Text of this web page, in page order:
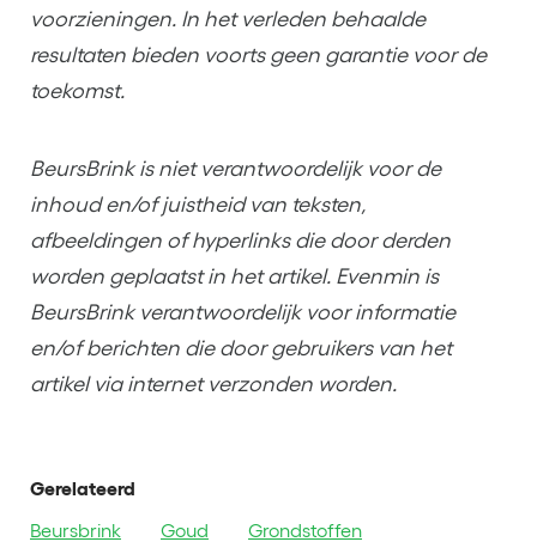
voorzieningen. In het verleden behaalde
resultaten bieden voorts geen garantie voor de
toekomst.
BeursBrink is niet verantwoordelijk voor de
inhoud en/of juistheid van teksten,
afbeeldingen of hyperlinks die door derden
worden geplaatst in het artikel. Evenmin is
BeursBrink verantwoordelijk voor informatie
en/of berichten die door gebruikers van het
artikel via internet verzonden worden.
Gerelateerd
Beursbrink
Goud Grondstoffen